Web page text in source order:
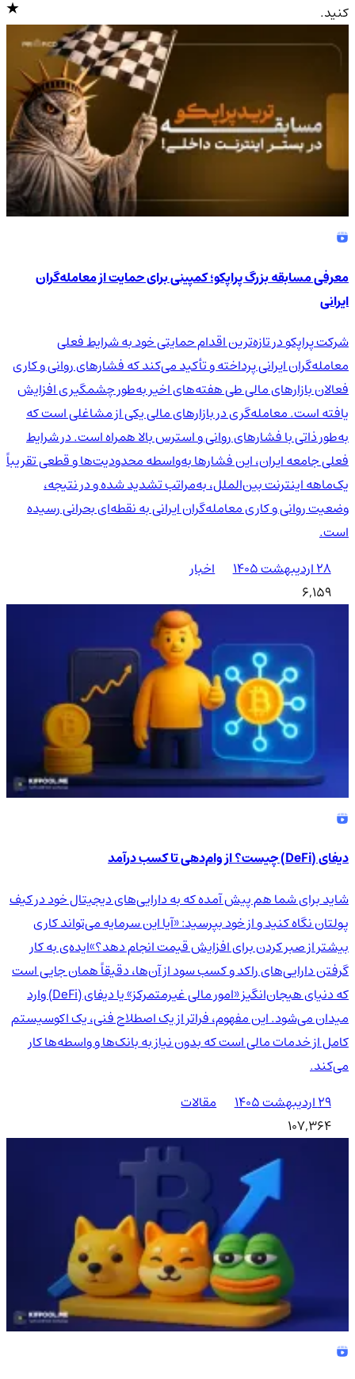
4.9/5
کنید.
معرفی مسابقه بزرگ پراپکو؛ کمپینی برای حمایت از معامله‌گران
ایرانی
شرکت پراپکو در تازه‌ترین اقدام حمایتی خود به شرایط فعلی
معامله‌گران ایرانی پرداخته و تأکید می‌کند که فشارهای روانی و کاری
فعالان بازارهای مالی طی هفته‌های اخیر به‌طور چشمگیری افزایش
یافته است. معامله‌گری در بازارهای مالی یکی از مشاغلی است که
به‌طور ذاتی با فشارهای روانی و استرس بالا همراه است. در شرایط
فعلی جامعه ایران، این فشارها به‌واسطه محدودیت‌ها و قطعی تقریباً
یک‌ماهه اینترنت بین‌الملل، به‌مراتب تشدید شده و در نتیجه،
وضعیت روانی و کاری معامله‌گران ایرانی به نقطه‌ای بحرانی رسیده
است.
۲۸ اردیبهشت ۱۴۰۵
اخبار
6,159
دیفای (DeFi) چیست؟ از وام‌دهی تا کسب درآمد
شاید برای شما هم پیش آمده که به دارایی‌های دیجیتال خود در کیف
پولتان نگاه کنید و از خود بپرسید: «آیا این سرمایه می‌تواند کاری
بیشتر از صبر کردن برای افزایش قیمت انجام دهد؟»ایده‌ی به کار
گرفتن دارایی‌های راکد و کسب سود از آن‌ها، دقیقاً همان جایی است
که دنیای هیجان‌انگیز «امور مالی غیرمتمرکز» یا دیفای (DeFi) وارد
میدان می‌شود. این مفهوم، فراتر از یک اصطلاح فنی، یک اکوسیستم
کامل از خدمات مالی است که بدون نیاز به بانک‌ها و واسطه‌ها کار
می‌کند.
۲۹ اردیبهشت ۱۴۰۵
مقالات
107,364